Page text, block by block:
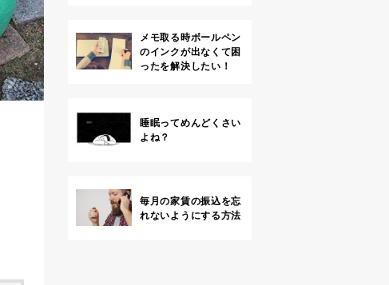
メモ取る時ボールペン
のインクが出なくて困
ったを解決したい！
睡眠ってめんどくさい
よね？
毎月の家賃の振込を忘
れないようにする方法